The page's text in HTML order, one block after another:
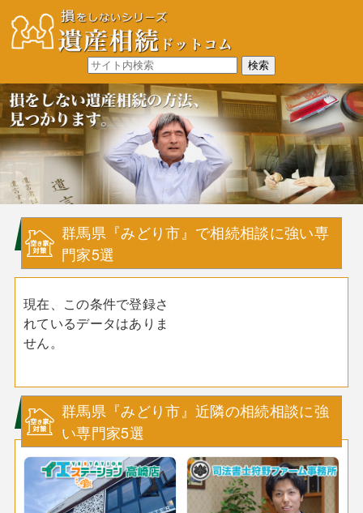
群馬県『みどり市』で相続相談に強い専
門家5選
現在、この条件で登録さ
れているデータはありま
せん。
群馬県『みどり市』近隣の相続相談に強
い専門家5選